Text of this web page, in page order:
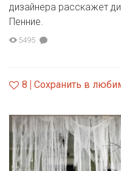
дизайнера расскажет
Пенние.
5495
8 Сохранить в